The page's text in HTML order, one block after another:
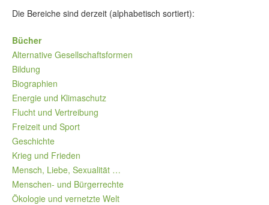
Die Bereiche sind derzeit (alphabetisch sortiert):
Bücher
Alternative Gesellschaftsformen
Bildung
Biographien
Energie und Klimaschutz
Flucht und Vertreibung
Freizeit und Sport
Geschichte
Krieg und Frieden
Mensch, Liebe, Sexualität …
Menschen- und Bürgerrechte
Ökologie und vernetzte Welt